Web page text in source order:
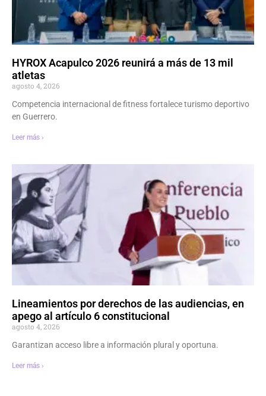
HYROX Acapulco 2026 reunirá a más de 13 mil
atletas
agosto 4, 2026
Competencia internacional de fitness fortalece turismo deportivo
en Guerrero.
Leer más ›
Lineamientos por derechos de las audiencias, en
apego al artículo 6 constitucional
agosto 4, 2026
Garantizan acceso libre a información plural y oportuna.
Leer más ›